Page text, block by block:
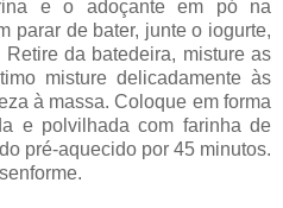
e o adoçante em pó na
parar de bater, junte o iogurte,
da batedeira, misture as
misture delicadamente às
à massa. Coloque em forma
e polvilhada com farinha de
pré-aquecido por 45 minutos.